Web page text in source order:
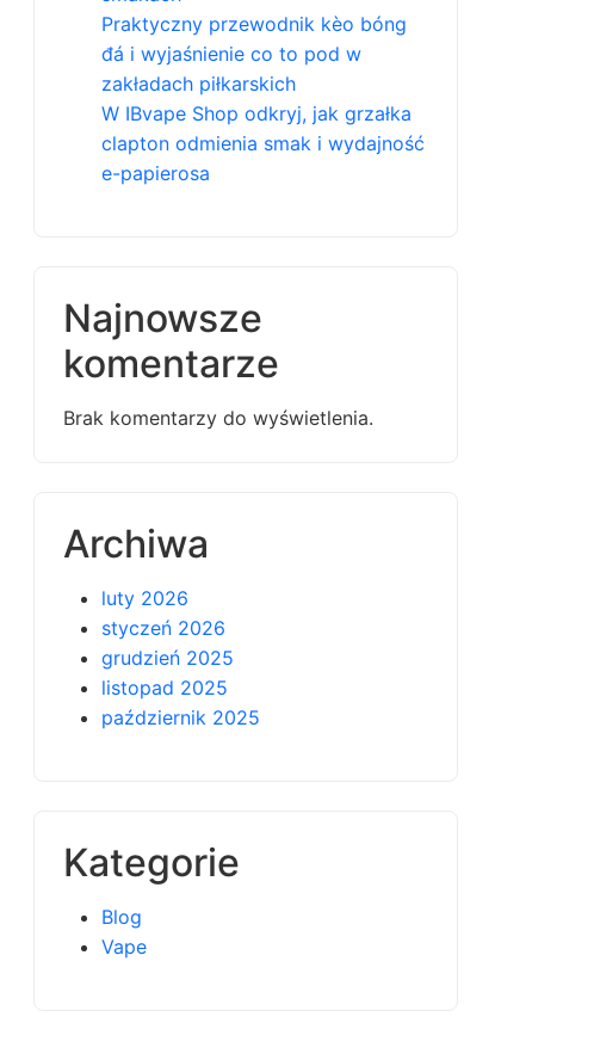
Praktyczny przewodnik kèo bóng
đá i wyjaśnienie co to pod w
zakładach piłkarskich
W IBvape Shop odkryj, jak grzałka
clapton odmienia smak i wydajność
e-papierosa
Najnowsze
komentarze
Brak komentarzy do wyświetlenia.
Archiwa
luty 2026
styczeń 2026
grudzień 2025
listopad 2025
październik 2025
Kategorie
Blog
Vape